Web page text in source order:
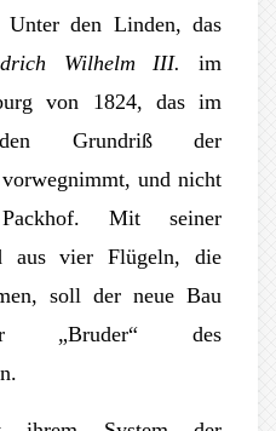
Unter den Linden, das
Wilhelm III.
im
von 1824, das im
Grundriß der
vorwegnimmt, und nicht
Mit seiner
aus vier Flügeln, die
soll der neue Bau
„Bruder“ des